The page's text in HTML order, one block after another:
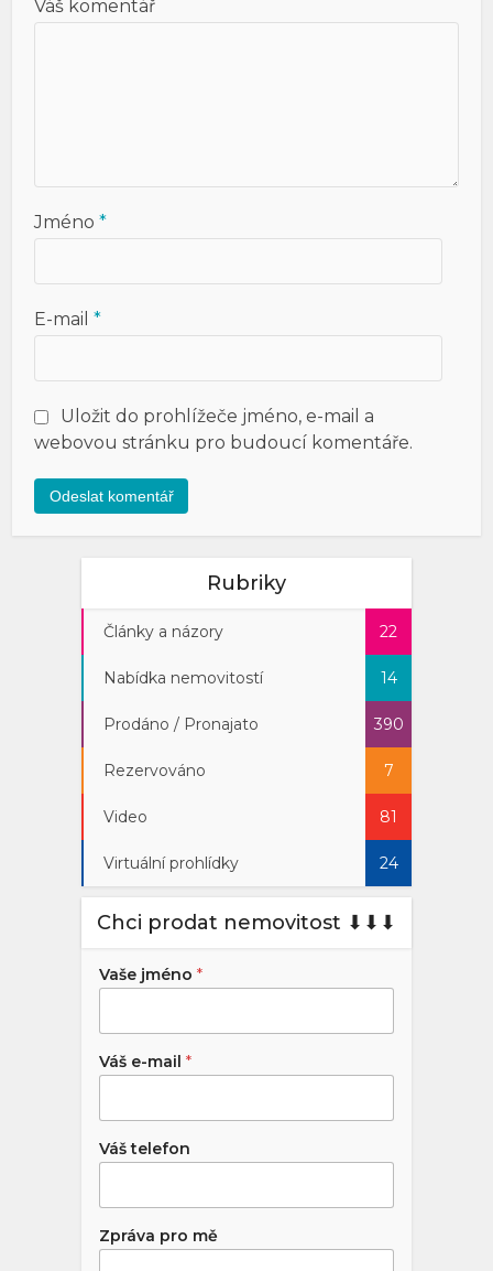
Váš komentář
Jméno*
E-mail*
Uložit do prohlížeče jméno, e-mail a
webovou stránku pro budoucí komentáře.
Rubriky
Články a názory 22
Nabídka nemovitostí 14
Prodáno / Pronajato 390
Rezervováno 7
Video 81
Virtuální prohlídky 24
Chci prodat nemovitost ⬇︎⬇︎⬇︎
Vaše jméno *
Váš e-mail *
Váš telefon
Zpráva pro mě